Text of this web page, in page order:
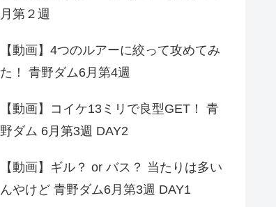
月第２週
【動画】4つのルアーに絞って攻めてみ
た！ 青野ダム6月第4週
【動画】コイケ13ミリで良型GET！ 青
野ダム 6月第3週 DAY2
【動画】ギル？ or バス？ 当たりは多い
んやけど 青野ダム6月第3週 DAY1